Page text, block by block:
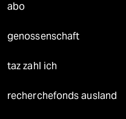
abo
genossenschaft
taz zahl ich
recherchefonds ausland